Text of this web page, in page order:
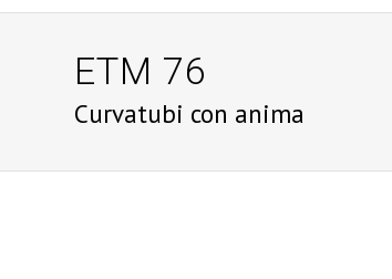
ETM 76
Curvatubi con anima